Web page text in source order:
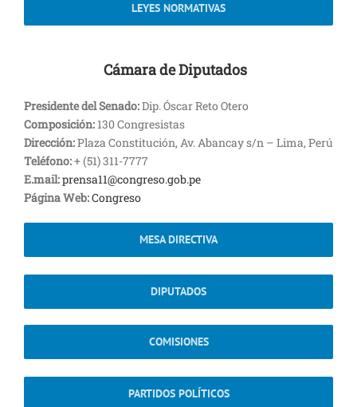
LEYES NORMATIVAS
Cámara de Diputados
Presidente del Senado:Dip. Óscar Reto Otero
Composición: 130 Congresistas
Dirección:Plaza Constitución, Av. Abancay s/n – Lima, Perú
Teléfono:+ (51) 311-7777
E.mail:prensa11@congreso.gob.pe
Página Web:Congreso
MESA DIRECTIVA
DIPUTADOS
COMISIONES
PARTIDOS POLÍTICOS